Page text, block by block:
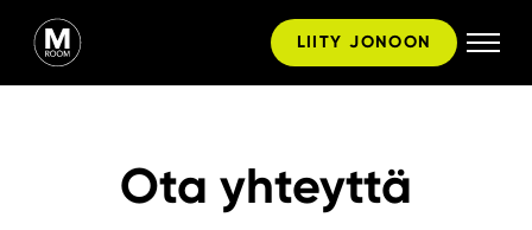
Hyppää
sisältöön
LIITY JONOON
Ota yhteyttä